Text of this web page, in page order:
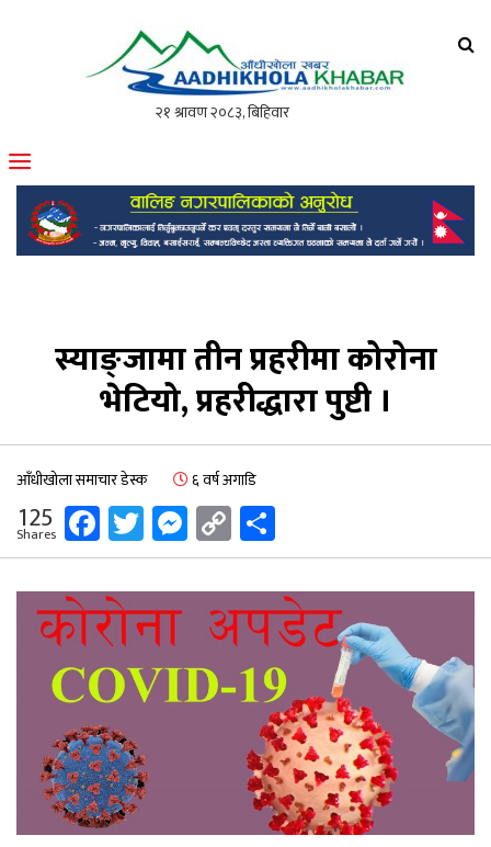
मोफसलकै लोकप्रिय अनलाइन पत्रिका
स्याङ्जामा तीन प्रहरीमा कोरोना
भेटियो, प्रहरीद्धारा पुष्टी ।
आँधीखोला समाचार डेस्क ६ वर्ष अगाडि
125
Shares Facebook
Twitter
Messenger
Copy
Link